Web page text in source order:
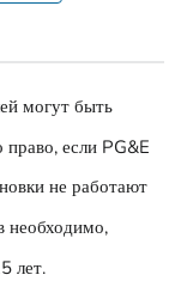
могут быть
если PG&E
не работают
необходимо,
лет.